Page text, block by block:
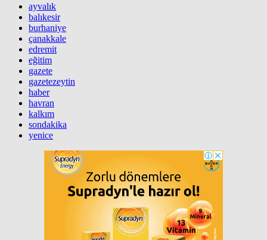
ayvalık
balıkesir
burhaniye
çanakkale
edremit
eğitim
gazete
gazetezeytin
haber
havran
kalkım
sondakika
yenice